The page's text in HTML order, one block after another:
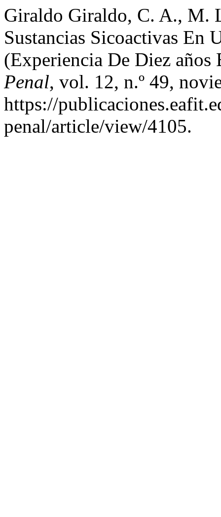
Giraldo Giraldo, C. A., M.
Sustancias Sicoactivas En
(Experiencia De Diez
Penal, vol. 12, n.º 49,
https://
penal/article/view/4105.